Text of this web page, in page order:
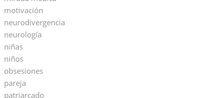
motivación
neurodivergencia
neurología
niñas
niños
obsesiones
pareja
patriarcado